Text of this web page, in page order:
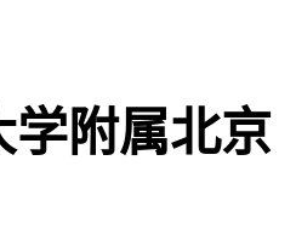
学附属北京